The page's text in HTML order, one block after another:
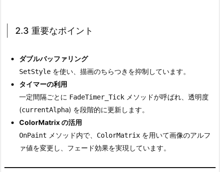
3.
フ
ォ
ー
ム
の
コ
ー
ド
2.3 重要なポイント
ダブルバッファリング
SetStyle を使い、描画のちらつきを抑制しています。
タイマーの利用
一定間隔ごとに FadeTimer_Tick メソッドが呼ばれ、透明度
(currentAlpha) を段階的に更新します。
ColorMatrix の活用
OnPaint メソッド内で、 ColorMatrix を用いて画像のアルフ
ァ値を変更し、フェード効果を実現しています。